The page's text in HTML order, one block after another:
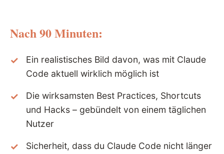
Nach 90 Minuten:
Ein realistisches Bild davon, was mit Claude
Code aktuell wirklich möglich ist
Die wirksamsten Best Practices, Shortcuts
und Hacks – gebündelt von einem täglichen
Nutzer
Sicherheit, dass du Claude Code nicht länger